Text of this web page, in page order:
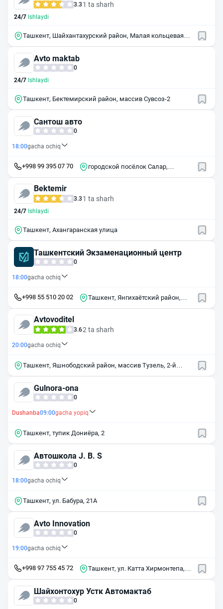
3.3 1 ta sharh
24/7 Ishlaydi
Ташкент, Шайхантахурский район, Малая кольцевая
Avto maktab
0
24/7 Ishlaydi
Ташкент, Бектемирский район, массив Сувсоз-2
Сантош авто
0
18:00gacha ochiq
+998 99 395 07 70
городской посёлок Салар,
Bektemir
3.3 1 ta sharh
24/7 Ishlaydi
Ташкент, Ахангаранская улица
Ташкентский Экзаменационный центр
0
18:00gacha ochiq
+998 55 510 20 02
Ташкент, Янгихаётский район,
Avtovoditel
3.62 ta sharh
20:00gacha ochiq
Ташкент, Яшнободский район, массив Тузель, 2-й
Gulnora-ona
0
Dushanba09:00gacha yopiq
Ташкент, тупик Дониёра, 2
Автошкола J. B. S
0
18:00gacha ochiq
Ташкент, ул. Бабура, 21А
Avto Innovation
0
19:00gacha ochiq
+998 97 755 45 72
Ташкент, ул. Катта Хирмонтепа,
Шайхонтохур Устк Автомактаб
0